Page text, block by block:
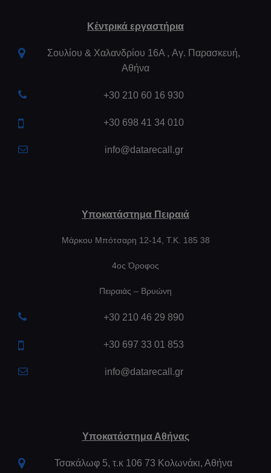
Κέντρικά εργαστήρια
Σουλίου & Χαλανδρίου 16Α , Aγ. Παρασκευή,
Αθήνα
+30 210 60 16 930
+30 698 41 34 010
info@datarecall.gr
Υποκατάστημα Πειραιά
Μάρκου Μπότσαρη 12-14, Τ.Κ. 185 38
4ος Όροφος
Πειραιάς – Βρυώνη
+30 210 46 29 890
+30 697 33 01 853
info@datarecall.gr
Υποκατάστημα Αθήνας
Τσακάλωφ 5, τ.κ 106 73 Κολωνάκι, Αθήνα